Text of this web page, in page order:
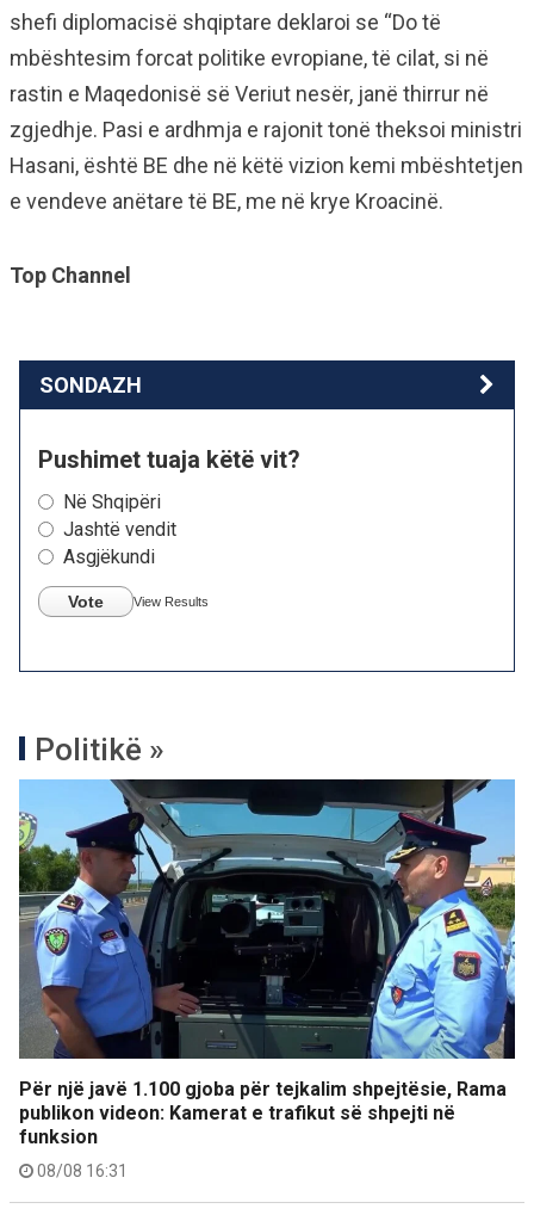
shefi diplomacisë shqiptare deklaroi se “Do të
mbështesim forcat politike evropiane, të cilat, si në
rastin e Maqedonisë së Veriut nesër, janë thirrur në
zgjedhje. Pasi e ardhmja e rajonit tonë theksoi ministri
Hasani, është BE dhe në këtë vizion kemi mbështetjen
e vendeve anëtare të BE, me në krye Kroacinë.
Top Channel
SONDAZH
Pushimet tuaja këtë vit?
Në Shqipëri
Jashtë vendit
Asgjëkundi
Vote View Results
Politikë »
Për një javë 1.100 gjoba për tejkalim shpejtësie, Rama
publikon videon: Kamerat e trafikut së shpejti në
funksion
08/08 16:31